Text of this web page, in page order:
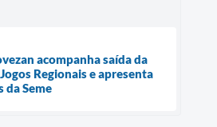
acompanha saída da
Regionais e apresenta
da Seme